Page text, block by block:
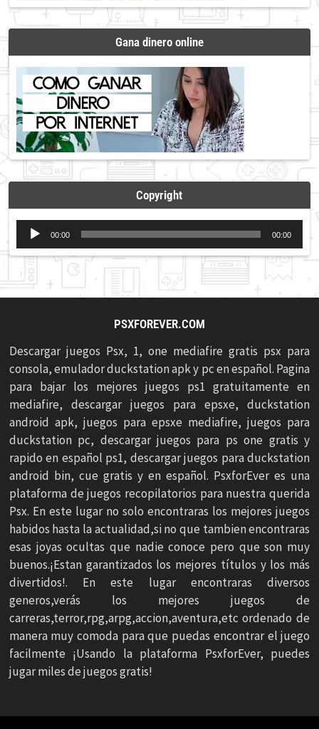
Gana dinero online
Copyright
Reproductor
de
audio
00:00 00:00
PSXFOREVER.COM
Descargar juegos Psx, 1, one mediafire gratis psx para
consola, emulador duckstation apk y pc en español. Pagina
para bajar los mejores juegos ps1 gratuitamente en
mediafire, descargar juegos para epsxe, duckstation
android apk, juegos para epsxe mediafire, juegos para
duckstation pc, descargar juegos para ps one gratis y
rapido en español ps1, descargar juegos para duckstation
android bin, cue gratis y en español. PsxforEver es una
plataforma de juegos recopilatorios para nuestra querida
Psx. En este lugar no solo encontraras los mejores juegos
habidos hasta la actualidad,si no que tambien encontraras
esas joyas ocultas que nadie conoce pero que son muy
buenos.¡Estan garantizados los mejores títulos y los más
divertidos!. En este lugar encontraras diversos
generos,verás los mejores juegos de
carreras,terror,rpg,arpg,accion,aventura,etc ordenado de
manera muy comoda para que puedas encontrar el juego
facilmente ¡Usando la plataforma PsxforEver, puedes
jugar miles de juegos gratis!